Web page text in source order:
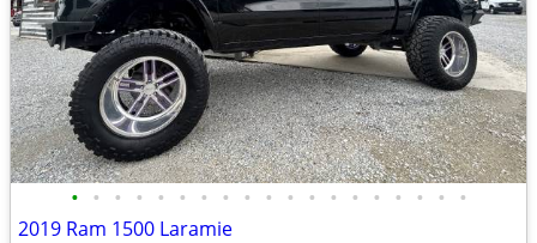
• • • • • • • • • • • • • • • • • • •
2019 Ram 1500 Laramie